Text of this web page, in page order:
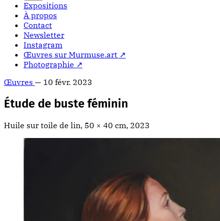
Expositions
À propos
Contact
Newsletter
Instagram
Œuvres sur Murmuse.art ↗
Photographie ↗
Œuvres — 10 févr. 2023
Étude de buste féminin
Huile sur toile de lin, 50 × 40 cm, 2023